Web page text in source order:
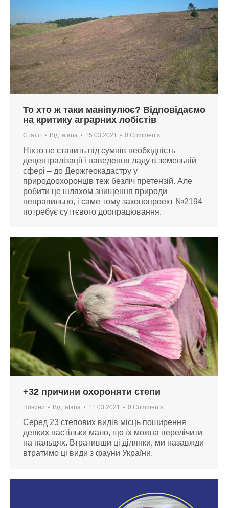
То хто ж таки маніпулює? Відповідаємо
на критику аграрних лобістів
Статті Від tatana 15.03.2021 0 Comments
Ніхто не ставить під сумнів необхідність
децентралізації і наведення ладу в земельній
сфері – до Держгеокадастру у
природоохоронців теж безліч претензій. Але
робити це шляхом знищення природи
неправильно, і саме тому законопроект №2194
потребує суттєвого доопрацювання.
+32 причини охороняти степи
Новини Від tatana 11.03.2021 0 Comments
Серед 23 степових видів місць поширення
деяких настільки мало, що їх можна перелічити
на пальцях. Втративши ці ділянки, ми назавжди
втратимо ці види з фауни України.